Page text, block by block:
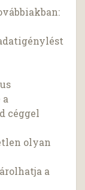
a
céggel
olyan
a